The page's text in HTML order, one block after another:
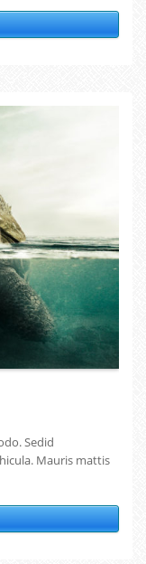
Sedid
Mauris mattis